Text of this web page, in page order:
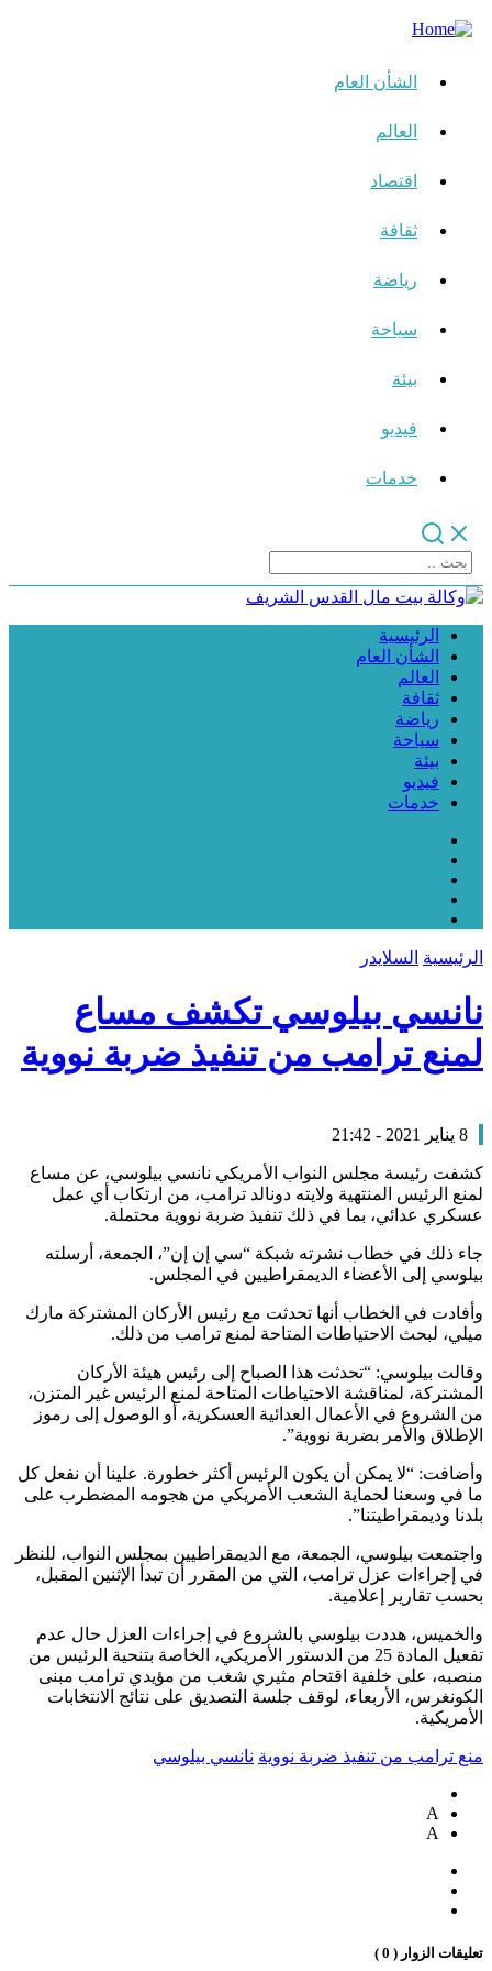
الشأن العام
العالم
اقتصاد
ثقافة
رياضة
سياحة
بيئة
فيديو
خدمات
الرئيسية
الشأن العام
العالم
ثقافة
رياضة
سياحة
بيئة
فيديو
خدمات
الرئيسية السلايدر
نانسي بيلوسي تكشف مساع
لمنع ترامب من تنفيذ ضربة نووية
8 يناير 2021 - 21:42
كشفت رئيسة مجلس النواب الأمريكي نانسي بيلوسي، عن مساع
لمنع الرئيس المنتهية ولايته دونالد ترامب، من ارتكاب أي عمل
عسكري عدائي، بما في ذلك تنفيذ ضربة نووية محتملة.
جاء ذلك في خطاب نشرته شبكة “سي إن إن”، الجمعة، أرسلته
بيلوسي إلى الأعضاء الديمقراطيين في المجلس.
وأفادت في الخطاب أنها تحدثت مع رئيس الأركان المشتركة مارك
ميلي، لبحث الاحتياطات المتاحة لمنع ترامب من ذلك.
وقالت بيلوسي: “تحدثت هذا الصباح إلى رئيس هيئة الأركان
المشتركة، لمناقشة الاحتياطات المتاحة لمنع الرئيس غير المتزن،
من الشروع في الأعمال العدائية العسكرية، أو الوصول إلى رموز
الإطلاق والأمر بضربة نووية”.
وأضافت: “لا يمكن أن يكون الرئيس أكثر خطورة. علينا أن نفعل كل
ما في وسعنا لحماية الشعب الأمريكي من هجومه المضطرب على
بلدنا وديمقراطيتنا”.
واجتمعت بيلوسي، الجمعة، مع الديمقراطيين بمجلس النواب، للنظر
في إجراءات عزل ترامب، التي من المقرر أن تبدأ الإثنين المقبل،
بحسب تقارير إعلامية.
والخميس، هددت بيلوسي بالشروع في إجراءات العزل حال عدم
تفعيل المادة 25 من الدستور الأمريكي، الخاصة بتنحية الرئيس من
منصبه، على خلفية اقتحام مثيري شغب من مؤيدي ترامب مبنى
الكونغرس، الأربعاء، لوقف جلسة التصديق على نتائج الانتخابات
الأمريكية.
منع ترامب من تنفيذ ضربة نووية نانسي بيلوسي
A
A
تعليقات الزوار ( 0 )